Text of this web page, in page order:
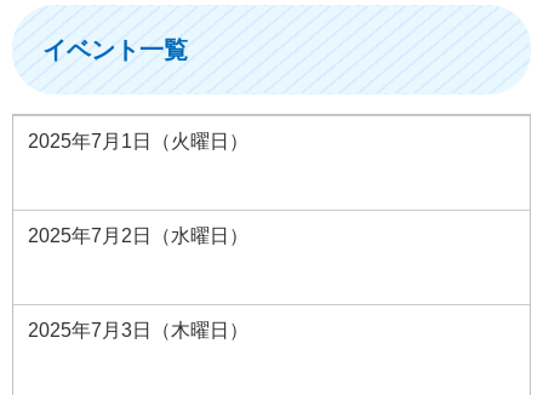
イベント一覧
2025年7月1日（火曜日）
2025年7月2日（水曜日）
2025年7月3日（木曜日）